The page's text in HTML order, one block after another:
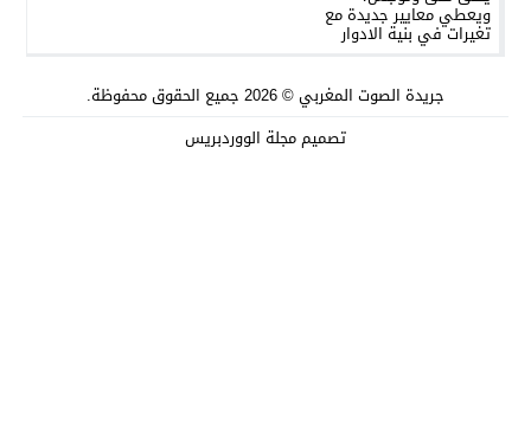
جريدة الصوت المغربي© 2026 جميع الحقوق محفوظة.
تصميممجلة الووردبريس